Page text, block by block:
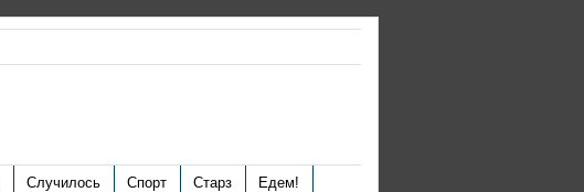
Случилось Спорт Старз
Едем!